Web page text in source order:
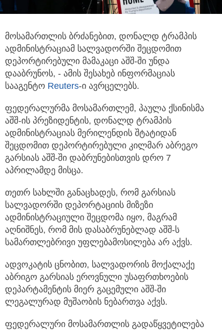
მოსამართლის ბრძანებით, დონალდ ტრამპის
ადმინისტრაციამ სალვადორში შეცდომით
დეპორტირებული მამაკაცი აშშ-ში უნდა
დააბრუნოს, - ამის შესახებ ინფორმაციას
სააგენტო Reuters-ი ავრცელებს.
ფედერალურმა მოსამართლემ, პაულა ქსინისმა
აშშ-ის პრეზიდენტის, დონალდ ტრამპის
ადმინისტრაციას მერილენდის შტატიდან
შეცდომით დეპორტირებული კილმარ აბრეგო
გარსიას აშშ-ში დაბრუნებისთვის დრო 7
აპრილამდე მისცა.
თეთრ სახლში განაცხადეს, რომ გარსიას
სალვადორში დეპორტაციის მიზეზი
ადმინისტრაციული შეცდომა იყო, მაგრამ
აღნიშნეს, რომ მის დასაბრუნებლად აშშ-ს
სამართლებრივი უფლებამოსილება არ აქვს.
ადვოკატის ცნობით, სალვადორის მოქალაქე
აბრიგო გარსიას ეროვნული უსაფრთხოების
დეპარტამენტის მიერ გაცემული აშშ-ში
ლეგალურად მუშაობის ნებართვა აქვს.
ფედერალური მოსამართლის გადაწყვეტილება